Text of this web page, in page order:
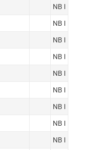
NB I
NB I
NB I
NB I
NB I
NB I
NB I
NB I
NB I